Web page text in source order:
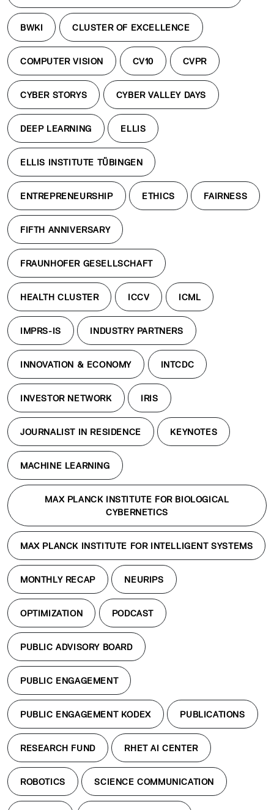
BWKI CLUSTER OF EXCELLENCE
COMPUTER VISION CV10 CVPR
CYBER STORYS CYBER VALLEY DAYS
DEEP LEARNING ELLIS
ELLIS INSTITUTE TÜBINGEN
ENTREPRENEURSHIP ETHICS FAIRNESS
FIFTH ANNIVERSARY
FRAUNHOFER GESELLSCHAFT
HEALTH CLUSTER ICCV ICML
IMPRS-IS INDUSTRY PARTNERS
INNOVATION & ECONOMY INTCDC
INVESTOR NETWORK IRIS
JOURNALIST IN RESIDENCE KEYNOTES
MACHINE LEARNING
MAX PLANCK INSTITUTE FOR BIOLOGICAL
CYBERNETICS
MAX PLANCK INSTITUTE FOR INTELLIGENT SYSTEMS
MONTHLY RECAP NEURIPS
OPTIMIZATION PODCAST
PUBLIC ADVISORY BOARD
PUBLIC ENGAGEMENT
PUBLIC ENGAGEMENT KODEX PUBLICATIONS
RESEARCH FUND RHET AI CENTER
ROBOTICS SCIENCE COMMUNICATION